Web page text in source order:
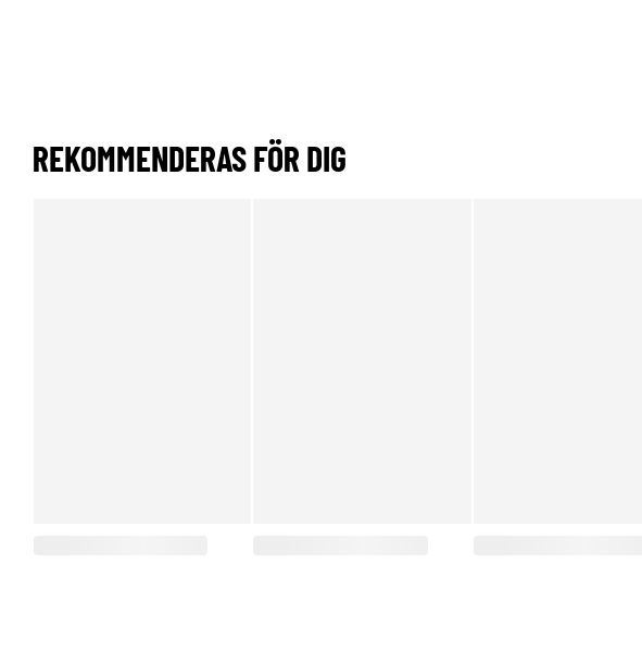
REKOMMENDERAS FÖR DIG